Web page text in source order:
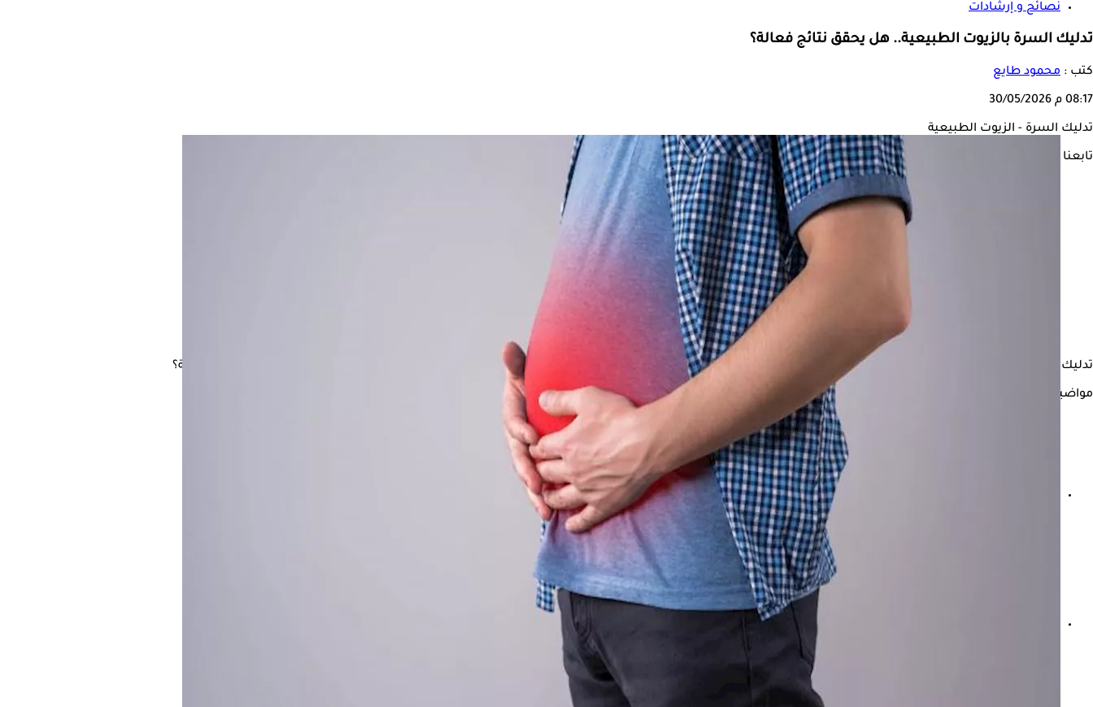
نصائح و إرشادات
تدليك السرة بالزيوت الطبيعية.. هل يحقق نتائج فعالة؟
كتب : محمود طايع
08:17 م 30/05/2026
تدليك السرة - الزيوت الطبيعية
تابعنا على
تدليك السرة هو ممارسة تقليدية، تعتمد على وضع بضع قطرات من الزيت الدافئ في السرة وتدليكها مع البطن، للحصول على نتائج فعالة، فما هى الفوائد والطريقة الصحيحة؟
مواضيع ذات صلة
ملين فعّال.. كيف يساعد زيت الخروع على تخفيف الإمساك؟
ماذا يحدث للأمعاء عند وضع زيت الخروع على بطنك؟